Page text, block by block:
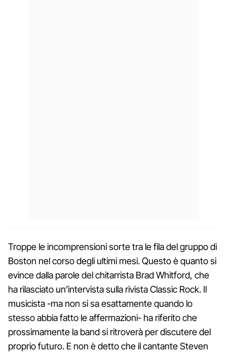
Troppe le incomprensioni sorte tra le fila del gruppo di
Boston nel corso degli ultimi mesi. Questo è quanto si
evince dalla parole del chitarrista Brad Whitford, che
ha rilasciato un’intervista sulla rivista Classic Rock. Il
musicista -ma non si sa esattamente quando lo
stesso abbia fatto le affermazioni- ha riferito che
prossimamente la band si ritroverà per discutere del
proprio futuro. E non è detto che il cantante Steven